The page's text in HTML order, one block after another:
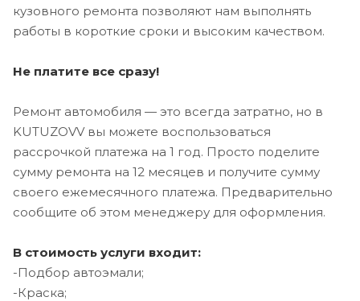
кузовного ремонта позволяют нам выполнять
работы в короткие сроки и высоким качеством.
Не платите все сразу!
Ремонт автомобиля — это всегда затратно, но в
KUTUZOVV вы можете воспользоваться
рассрочкой платежа на 1 год. Просто поделите
сумму ремонта на 12 месяцев и получите сумму
своего ежемесячного платежа. Предварительно
сообщите об этом менеджеру для оформления.
В стоимость услуги входит:
-Подбор автоэмали;
-Краска;